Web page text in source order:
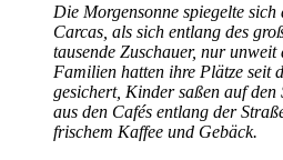
Die Morgensonne spiegelte
Carcas, als sich entlang des
tausende Zuschauer, nur
Familien hatten ihre Plätze seit
gesichert, Kinder saßen auf
aus den Cafés entlang der
frischem Kaffee und Gebäck.